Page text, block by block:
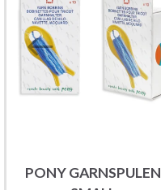
PONY GARNSPULEN